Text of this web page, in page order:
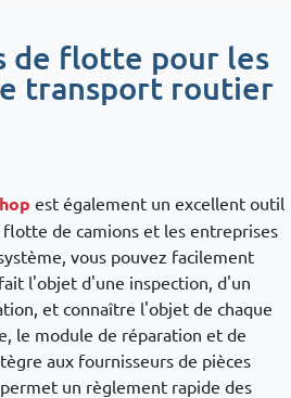
de flotte pour les
transport routier
est également un excellent outil
de camions et les entreprises
vous pouvez facilement
l'objet d'une inspection, d'un
et connaître l'objet de chaque
le module de réparation et de
aux fournisseurs de pièces
un règlement rapide des